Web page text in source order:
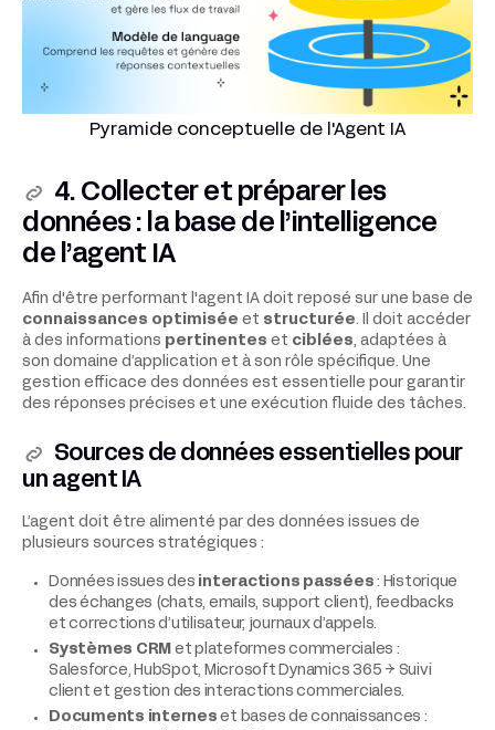
Pyramide conceptuelle de l'Agent IA
4. Collecter et préparer les
données : la base de l’intelligence
de l’agent IA
Afin d'être performant l'agent IA doit reposé sur une base de
connaissances optimisée et structurée. Il doit accéder
à des informations pertinentes et ciblées, adaptées à
son domaine d’application et à son rôle spécifique. Une
gestion efficace des données est essentielle pour garantir
des réponses précises et une exécution fluide des tâches.
Sources de données essentielles pour
un agent IA
L’agent doit être alimenté par des données issues de
plusieurs sources stratégiques :
Données issues des interactions passées : Historique
des échanges (chats, emails, support client), feedbacks
et corrections d’utilisateur, journaux d’appels.
Systèmes CRM et plateformes commerciales :
Salesforce, HubSpot, Microsoft Dynamics 365 → Suivi
client et gestion des interactions commerciales.
Documents internes et bases de connaissances :